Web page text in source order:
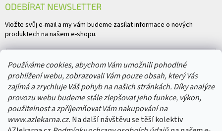
Používáme cookies, abychom Vám umožnili pohodlné
prohlížení webu, zobrazovali Vám pouze obsah, který Vás
zajímá a zrychluje Váš pohyb na našich stránkách. Díky analýze
provozu webu budeme stále zlepšovat jeho funkce, výkon,
použitelnost a zpříjemňovat Vám nakupování na
www.azlekarna.cz. Na další návštěvu se těší kolektiv
ODEBÍRAT NEWSLETTER
Vložte svůj e-mail a my vám budeme zasílat informace o nových
produktech na našem e-shopu.
Vložením e-mailu souhlasíte spodmínkami ochrany osobních údajů
PŘIHLÁSIT SE